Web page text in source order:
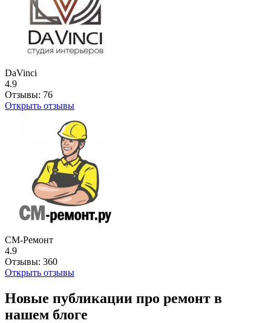
DaVinci
4.9
Отзывы: 76
Открыть отзывы
СМ-Ремонт
4.9
Отзывы: 360
Открыть отзывы
Новые публикации про ремонт в
нашем блоге